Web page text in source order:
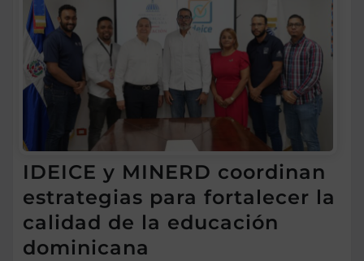
IDEICE y MINERD coordinan
estrategias para fortalecer la
calidad de la educación
dominicana